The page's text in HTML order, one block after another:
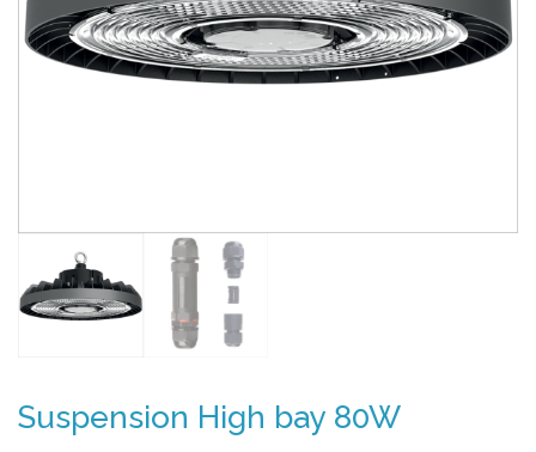
Suspension High bay 80W